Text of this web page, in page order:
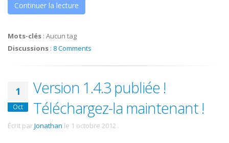
Continuer la lecture
Mots-clés : Aucun tag
Discussions : 8 Comments
1
Oct
Version 1.4.3 publiée !
Téléchargez-la maintenant !
Écrit parJonathan le 1 octobre 2012 .